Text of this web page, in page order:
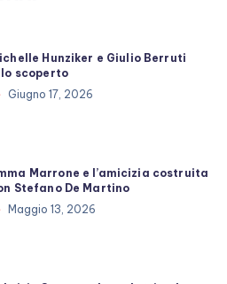
Hunziker e Giulio Berruti
scoperto
Giugno 17, 2026
Marrone e l’amicizia costruita
Stefano De Martino
Maggio 13, 2026